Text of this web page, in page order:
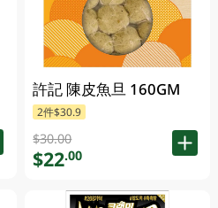
許記 陳皮魚旦 160GM
2件$30.9
$30.00
$22.00